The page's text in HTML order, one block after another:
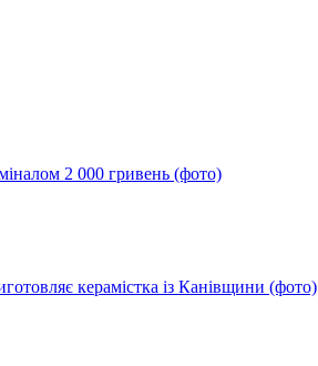
2 000 гривень (фото)
керамістка із Канівщини (фото)